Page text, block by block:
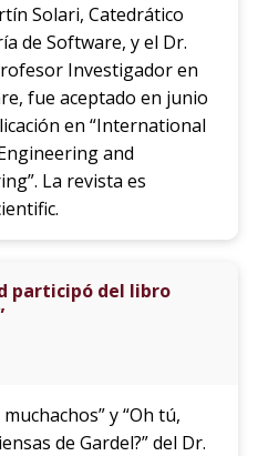
Solari, Catedrático
de Software, y el Dr.
Investigador en
fue aceptado en junio
en “International
and
La revista es
participó del libro
y “Oh tú,
de Gardel?” del Dr.